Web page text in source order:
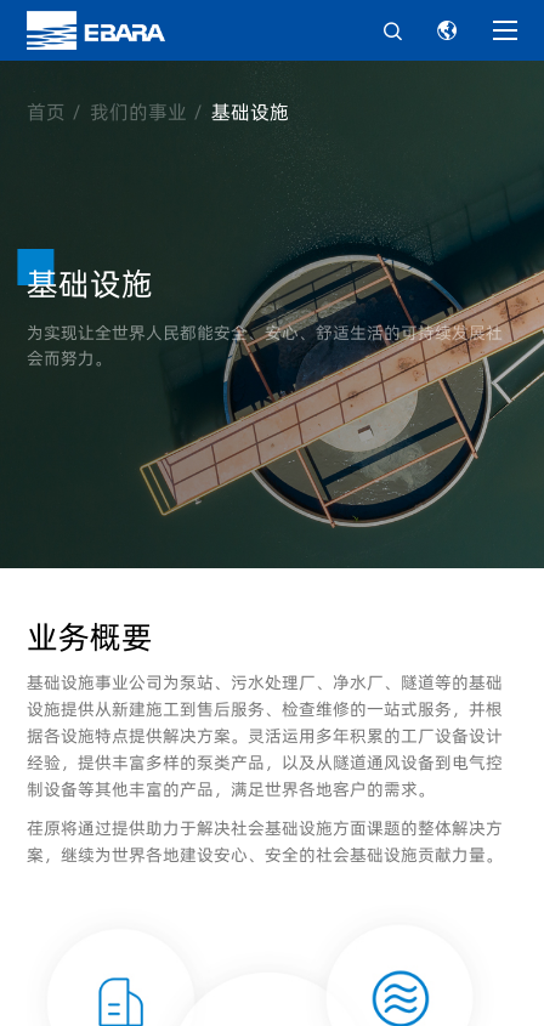
 
首页 我们的事业 基础设施
基础设施
为实现让全世界人民都能安全、安心、舒适生活的可持续发展社
会而努力。
业务概要
基础设施事业公司为泵站、污水处理厂、净水厂、隧道等的基础
设施提供从新建施工到售后服务、检查维修的一站式服务，并根
据各设施特点提供解决方案。灵活运用多年积累的工厂设备设计
经验，提供丰富多样的泵类产品，以及从隧道通风设备到电气控
制设备等其他丰富的产品，满足世界各地客户的需求。
荏原将通过提供助力于解决社会基础设施方面课题的整体解决方
案，继续为世界各地建设安心、安全的社会基础设施贡献力量。